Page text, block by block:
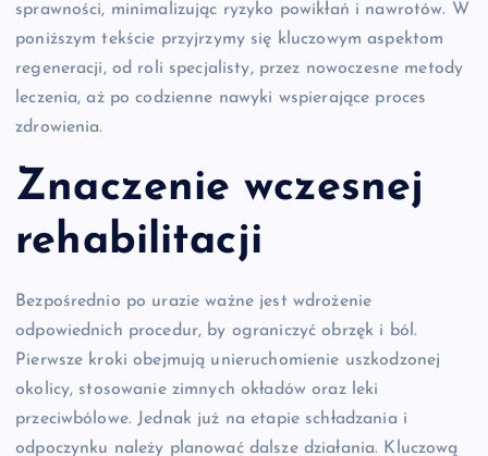
sprawności, minimalizując ryzyko powikłań i nawrotów. W
poniższym tekście przyjrzymy się kluczowym aspektom
regeneracji, od roli specjalisty, przez nowoczesne metody
leczenia, aż po codzienne nawyki wspierające proces
zdrowienia.
Znaczenie wczesnej
rehabilitacji
Bezpośrednio po urazie ważne jest wdrożenie
odpowiednich procedur, by ograniczyć obrzęk i ból.
Pierwsze kroki obejmują unieruchomienie uszkodzonej
okolicy, stosowanie zimnych okładów oraz leki
przeciwbólowe. Jednak już na etapie schładzania i
odpoczynku należy planować dalsze działania. Kluczową